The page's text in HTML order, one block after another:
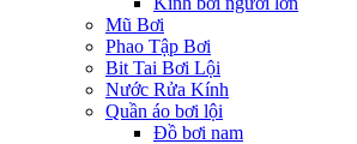
Mũ Bơi
Phao Tập Bơi
Bit Tai Bơi Lội
Nước Rửa Kính
Quần áo bơi lội
Đồ bơi nam